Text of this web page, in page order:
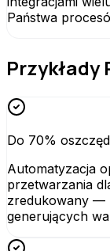
Państwa
Przykłady
Do 70%
Automatyzacja
przetwarzania
zredukowany —
generujących